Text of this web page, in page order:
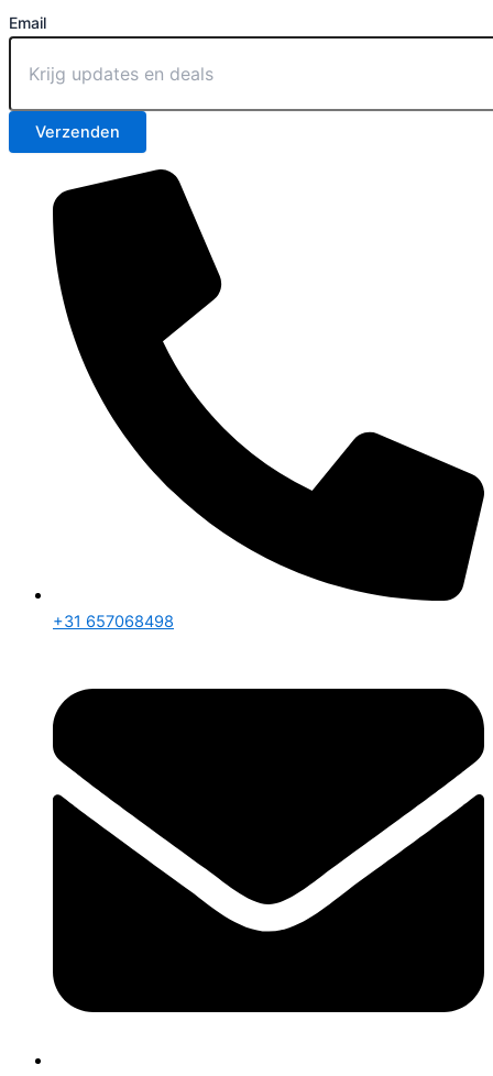
Email
Verzenden
+31 657068498